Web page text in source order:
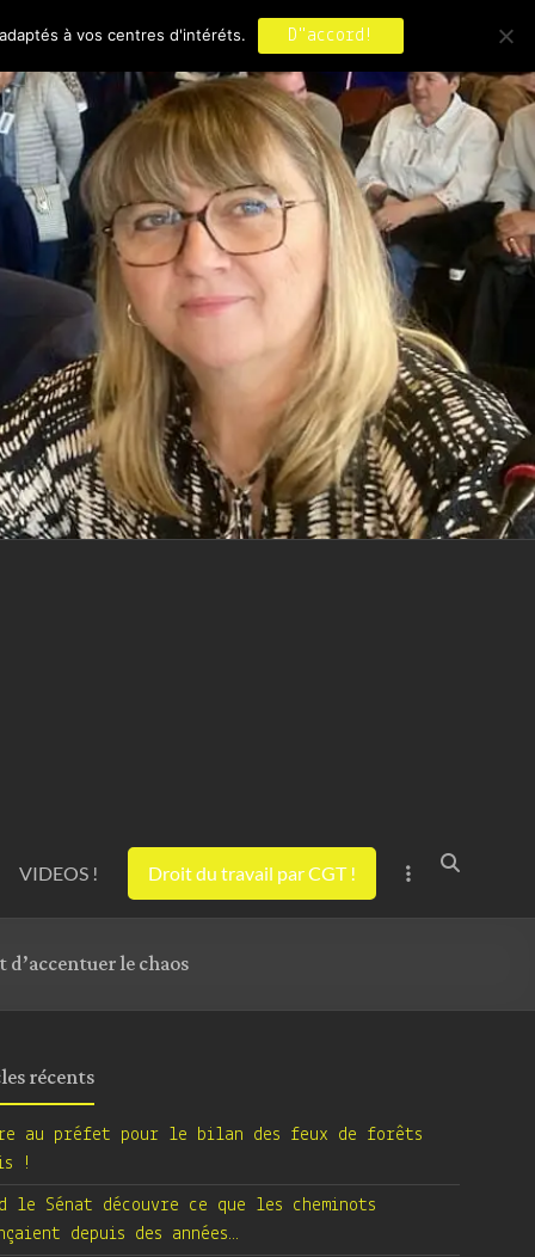
VIDEOS ! Droit du travail par CGT !
le chaos
récents
au préfet pour le bilan des feux de forêts
!
le Sénat découvre ce que les cheminots
depuis des années…
à vos centres d'intéréts. D"accord!